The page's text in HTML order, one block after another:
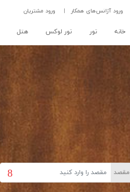
ورود آژانس‌های همکار | ورود مشتریان
خانه
(current) تور تور لوکس هتل
مقصد